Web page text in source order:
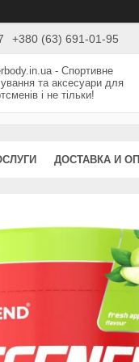
+380 (63) 691-01-95
- Спортивне
та аксесуари для
і не тільки!
ДОСТАВКА И